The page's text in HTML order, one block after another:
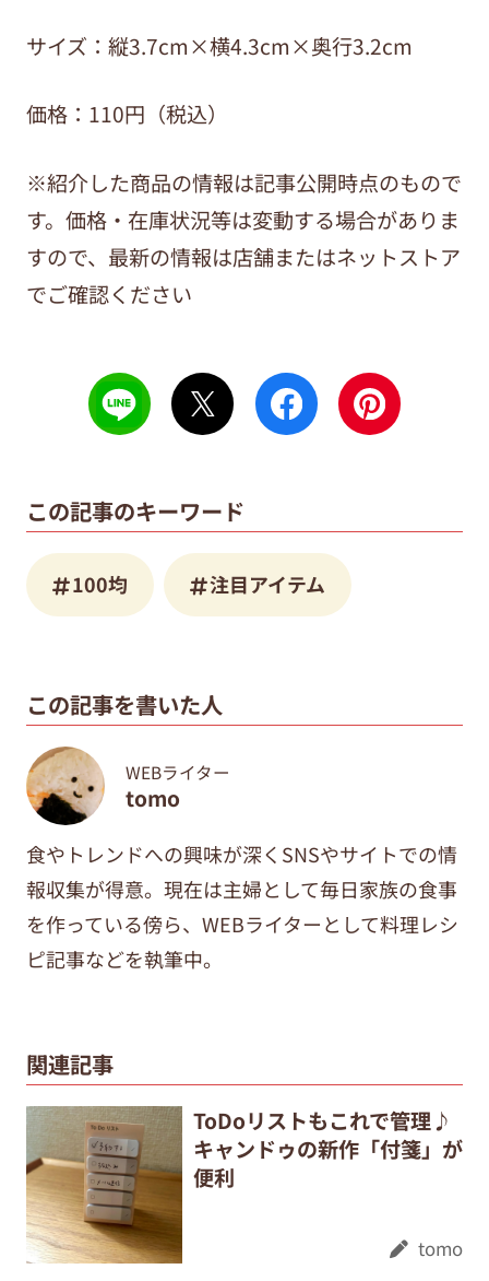
サイズ： 縦3.7cm×横4.3cm×奥行3.2cm
価格：110円（税込）
※紹介した商品の情報は記事公開時点のもので
す。価格・在庫状況等は変動する場合がありま
すので、最新の情報は店舗またはネットストア
でご確認ください
この記事のキーワード
100均 注目アイテム
この記事を書いた人
WEBライター
tomo
食やトレンドへの興味が深くSNSやサイトでの情
報収集が得意。現在は主婦として毎日家族の食事
を作っている傍ら、WEBライターとして料理レシ
ピ記事などを執筆中。
関連記事
ToDoリストもこれで管理♪
キャンドゥの新作「付箋」が
便利
tomo